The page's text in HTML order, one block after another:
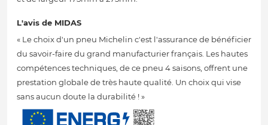
L'avis de MIDAS
« Le choix d'un pneu Michelin c'est l'assurance de bénéficier
du savoir-faire du grand manufacturier français. Les hautes
compétences techniques, de ce pneu 4 saisons, offrent une
prestation globale de très haute qualité. Un choix qui vise
sans aucun doute la durabilité ! »